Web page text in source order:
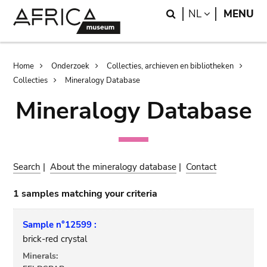
Search
NL LANGUAGE
MENU
Breadcrumb
Home Onderzoek
Collecties, archieven en bibliotheken
Collecties
Mineralogy Database
Mineralogy Database
Search |About the mineralogy database | Contact
1 samples matching your criteria
Sample n°12599 :
brick-red crystal
Minerals: